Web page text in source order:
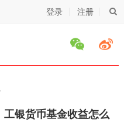
登录 注册
银货币基金收益怎么